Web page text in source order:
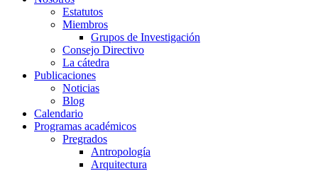
Estatutos
Miembros
Grupos de Investigación
Consejo Directivo
La cátedra
Publicaciones
Noticias
Blog
Calendario
Programas académicos
Pregrados
Antropología
Arquitectura